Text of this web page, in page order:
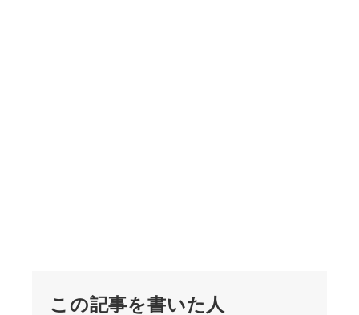
この記事を書いた人